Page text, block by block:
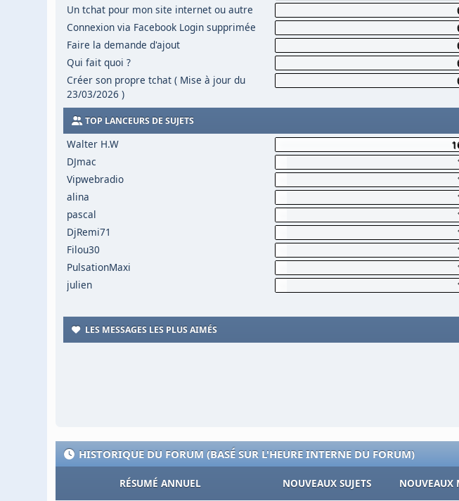
Un tchat pour mon site internet ou autre
Connexion via Facebook Login supprimée
Faire la demande d'ajout
Qui fait quoi ?
Créer son propre tchat ( Mise à jour du
23/03/2026 )
TOP LANCEURS DE SUJETS
Walter H.W
DJmac
Vipwebradio
alina
pascal
DjRemi71
Filou30
PulsationMaxi
julien
LES MESSAGES LES PLUS AIMÉS
HISTORIQUE DU FORUM (BASÉ SUR L'HEURE INTERNE DU FORUM)
RÉSUMÉ ANNUEL NOUVEAUX SUJETS NOUVEAUX